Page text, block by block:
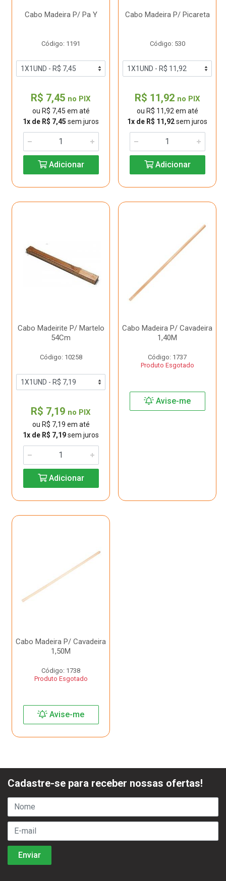
Cabo Madeira P/ Pa Y
Código: 1191
R$ 7,45 no PIX
ou R$ 7,45 em até
1x de R$ 7,45 sem juros
Adicionar
Cabo Madeira P/ Picareta
Código: 530
R$ 11,92 no PIX
ou R$ 11,92 em até
1x de R$ 11,92sem juros
Adicionar
Cabo Madeirite P/ Martelo
54Cm
Código: 10258
R$ 7,19 no PIX
ou R$ 7,19 em até
1x de R$ 7,19sem juros
Adicionar
Cabo Madeira P/ Cavadeira
1,40M
Código: 1737
Produto Esgotado
Avise-me
Cabo Madeira P/ Cavadeira
1,50M
Código: 1738
Produto Esgotado
Avise-me
Cadastre-se para receber nossas ofertas!